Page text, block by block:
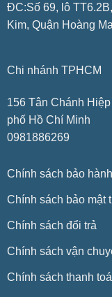
ĐC:Số 69, lô
Kim, Quận Hoàng
Chi nhánh TPHCM
156 Tân Chánh
phố Hồ Chí Minh
0981886269
Chính sách bảo hành
Chính sách bảo mật
Chính sách đổi trả
Chính sách vận
Chính sách thanh